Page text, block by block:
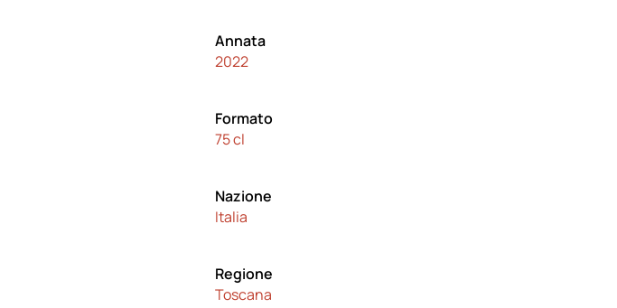
Annata
2022
Formato
75 cl
Nazione
Italia
Regione
Toscana